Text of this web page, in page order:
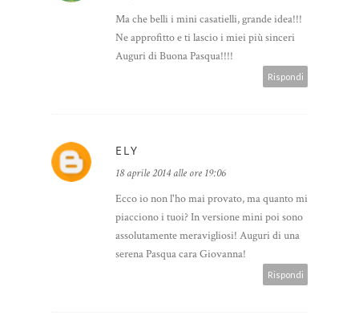
Ma che belli i mini casatielli, grande idea!!!
Ne approfitto e ti lascio i miei più sinceri
Auguri di Buona Pasqua!!!!
Rispondi
ELY
18 aprile 2014 alle ore 19:06
Ecco io non l'ho mai provato, ma quanto mi
piacciono i tuoi? In versione mini poi sono
assolutamente meravigliosi! Auguri di una
serena Pasqua cara Giovanna!
Rispondi